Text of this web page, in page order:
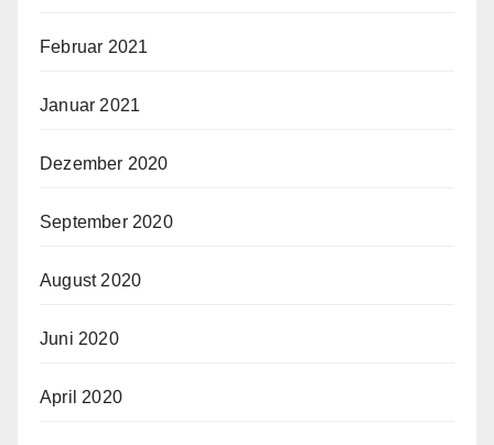
Februar 2021
Januar 2021
Dezember 2020
September 2020
August 2020
Juni 2020
April 2020